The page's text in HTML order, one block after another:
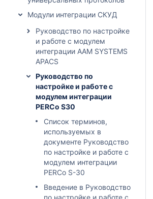
Модули интеграции СКУД
Руководство по настройке
и работе с модулем
интеграции AAM SYSTEMS
APACS
Руководство по
настройке и работе с
модулем интеграции
PERCo S30
Список терминов,
используемых в
документе Руководство
по настройке и работе с
модулем интеграции
PERCo S-30
Введение в Руководство
по настройке и работе с